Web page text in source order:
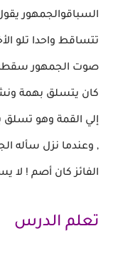
السباقوالجمهور
تتساقط واحدا تلو
صوت الجمهور
كان يتسلق بهمة
إلي القمة وهو
, وعندما نزل سأله
الفائز كان أصم ! لا
تعلم الدرس